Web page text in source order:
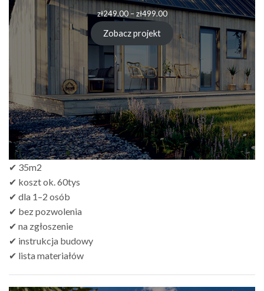
zł249.00 – zł499.00
Zobacz projekt
✔ 35m2
✔ koszt ok. 60tys
✔ dla 1–2 osób
✔ bez pozwolenia
✔ na zgłoszenie
✔ instrukcja budowy
✔ lista materiałów